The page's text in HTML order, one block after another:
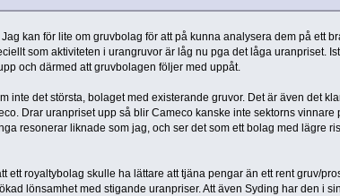
kan för lite om gruvbolag för att på kunna analysera dem på ett
som aktiviteten i urangruvor är låg nu pga det låga uranpriset.
och därmed att gruvbolagen följer med uppåt.
inte det största, bolaget med existerande gruvor. Det är även det
Drar uranpriset upp så blir Cameco kanske inte sektorns vinnare
resonerar liknade som jag, och ser det som ett bolag med lägre
ett royaltybolag skulle ha lättare att tjäna pengar än ett rent gruv/
lönsamhet med stigande uranpriser. Att även Syding har den i